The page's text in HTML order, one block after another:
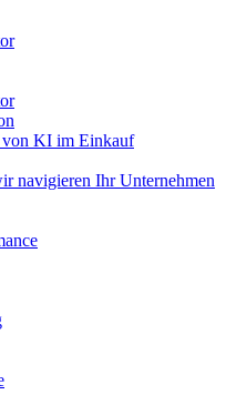
von KI im Einkauf
navigieren Ihr Unternehmen